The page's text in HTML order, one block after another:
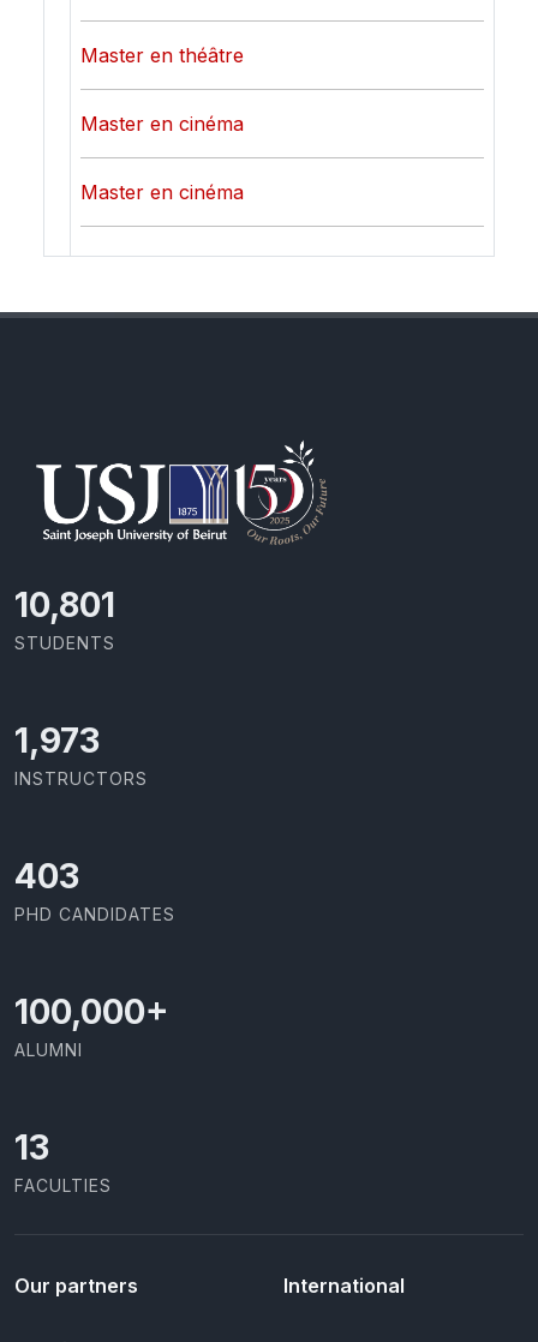
Master en théâtre
Master en cinéma
Master en cinéma
11,418
STUDENTS
2,086
INSTRUCTORS
426
PHD CANDIDATES
100,000+
ALUMNI
13
FACULTIES
Our partners International